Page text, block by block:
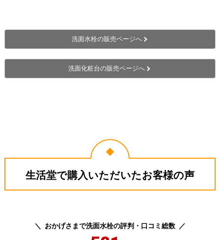
洗面水栓の販売ページへ
洗面化粧台の販売ページへ
生活堂で購入いただいたお客様の声
おかげさまで洗面水栓の評判・口コミ総数